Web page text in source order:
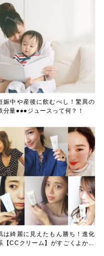
娠中や産後に飲むべし！驚異の
分量●●●ジュースって何？！
は綺麗に見えたもん勝ち！進化
【CCクリーム】がすごくよか...